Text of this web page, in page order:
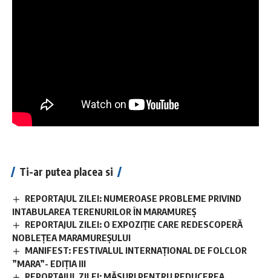
Ti-ar putea placea si
REPORTAJUL ZILEI: NUMEROASE PROBLEME PRIVIND
INTABULAREA TERENURILOR ÎN MARAMUREȘ
REPORTAJUL ZILEI: O EXPOZIȚIE CARE REDESCOPERĂ
NOBLEȚEA MARAMUREȘULUI
MANIFEST: FESTIVALUL INTERNAȚIONAL DE FOLCLOR
”MARA”- EDIȚIA III